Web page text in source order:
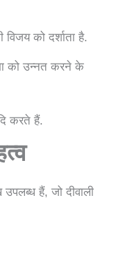
को दर्शाता है.
को उन्नत करने के
करते हैं.
हैं, जो दीवाली